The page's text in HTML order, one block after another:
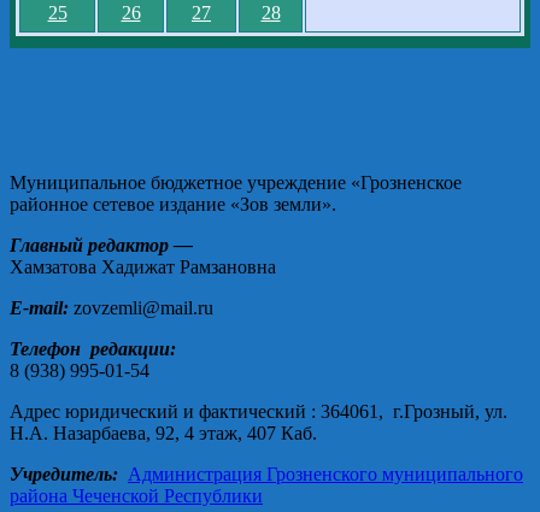
25
26 27 28
Муниципальное бюджетное учреждение «Грозненское
районное сетевое издание «Зов земли».
Главный редактор —
Хамзатова Хадижат Рамзановна
E-mail: zovzemli@mail.ru
Телефон редакции:
8 (938) 995-01-54
Адрес юридический и фактический : 364061, г.Грозный, ул.
Н.А. Назарбаева, 92, 4 этаж, 407 Каб.
Учредитель: Администрация Грозненского муниципального
района Чеченской Республики